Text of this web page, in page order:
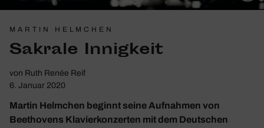
MARTIN HELMCHEN
Sakrale Innig­keit
von Ruth Renée Reif
6. Januar 2020
Martin Helmchen beginnt seine Aufnahmen von
Beethovens Klavierkonzerten mit dem Deutschen